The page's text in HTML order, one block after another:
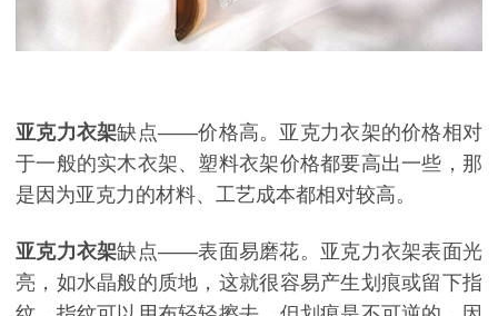
亚克力衣架缺点——价格高。亚克力衣架的价格相对
于一般的实木衣架、塑料衣架价格都要高出一些，那
是因为亚克力的材料、工艺成本都相对较高。
亚克力衣架缺点——表面易磨花。亚克力衣架表面光
亮，如水晶般的质地，这就很容易产生划痕或留下指